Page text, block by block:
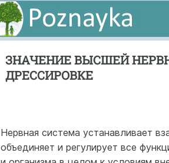
ЗНАЧЕНИЕ ВЫСШЕЙ
ДРЕССИРОВКЕ
Нервная система устанавливает
объединяет и регулирует все